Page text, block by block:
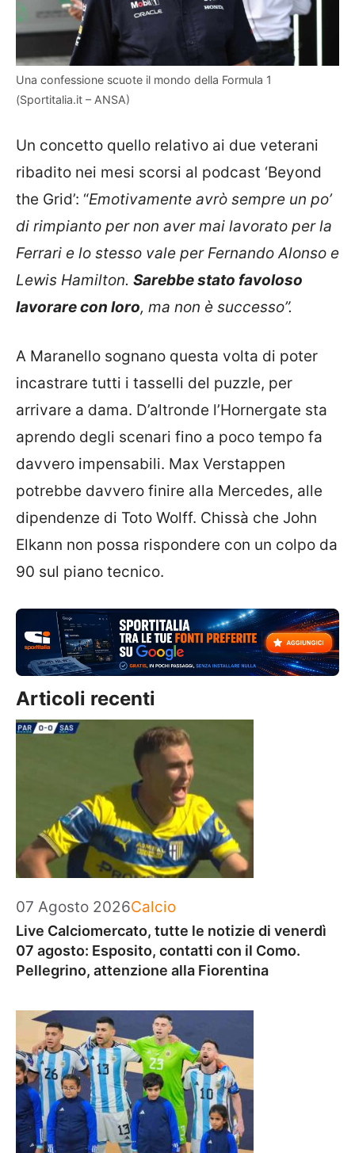
Una confessione scuote il mondo della Formula 1
(Sportitalia.it – ANSA)
Un concetto quello relativo ai due veterani
ribadito nei mesi scorsi al podcast ‘Beyond
the Grid’: “Emotivamente avrò sempre un po’
di rimpianto per non aver mai lavorato per la
Ferrari e lo stesso vale per Fernando Alonso e
Lewis Hamilton. Sarebbe stato favoloso
lavorare con loro, ma non è successo”.
A Maranello sognano questa volta di poter
incastrare tutti i tasselli del puzzle, per
arrivare a dama. D’altronde l’Hornergate sta
aprendo degli scenari fino a poco tempo fa
davvero impensabili. Max Verstappen
potrebbe davvero finire alla Mercedes, alle
dipendenze di Toto Wolff. Chissà che John
Elkann non possa rispondere con un colpo da
90 sul piano tecnico.
Articoli recenti
07 Agosto 2026Categorie
Calcio
Live Calciomercato, tutte le notizie di venerdì
07 agosto: Esposito, contatti con il Como.
Pellegrino, attenzione alla Fiorentina